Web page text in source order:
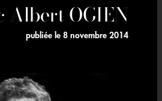
Albert OGIEN
publiée le 8 novembre 2014